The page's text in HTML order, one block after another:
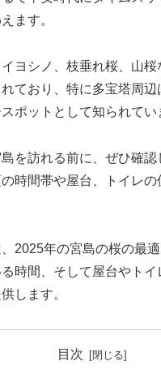
ます。
ヨシノ、枝垂れ桜、山桜
ており、特に多宝塔周辺
ポットとして知られてい
を訪れる前に、ぜひ確
時間帯や屋台、トイレ
2025年の宮島の桜の最
時間、そして屋台やトイ
します。
目次